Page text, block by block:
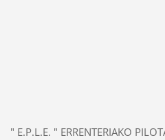
" E.P.L.E. " ERRENTERIAKO